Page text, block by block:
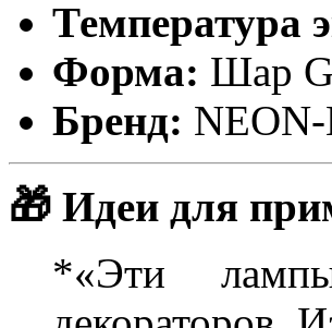
Температура
Форма: Шар
Бренд:
🎁 Идеи для
*«Эти